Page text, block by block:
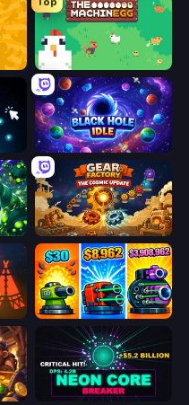
The MachinEGG
Black Hole Idle
Gear Factory
Pumpkin Defense: Merge Cannon
Neon Core Breaker